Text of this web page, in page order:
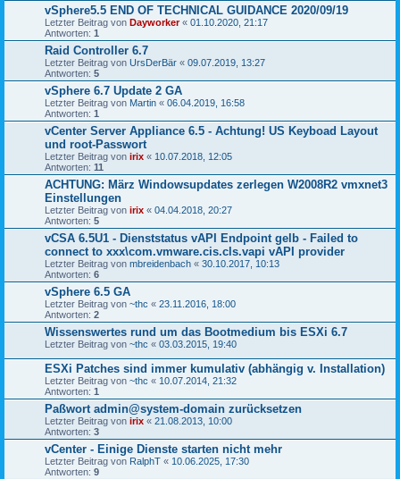
vSphere5.5 END OF TECHNICAL GUIDANCE 2020/09/19
Letzter Beitrag von Dayworker« 01.10.2020, 21:17
Antworten: 1
Raid Controller 6.7
Letzter Beitrag von UrsDerBär « 09.07.2019, 13:27
Antworten: 5
vSphere 6.7 Update 2 GA
Letzter Beitrag von Martin « 06.04.2019, 16:58
Antworten: 1
vCenter Server Appliance 6.5 - Achtung! US Keyboad Layout
und root-Passwort
Letzter Beitrag von irix « 10.07.2018, 12:05
Antworten: 11
ACHTUNG: März Windowsupdates zerlegen W2008R2 vmxnet3
Einstellungen
Letzter Beitrag von irix « 04.04.2018, 20:27
Antworten: 5
vCSA 6.5U1 - Dienststatus vAPI Endpoint gelb - Failed to
connect to xxx\com.vmware.cis.cls.vapi vAPI provider
Letzter Beitrag von mbreidenbach « 30.10.2017, 10:13
Antworten: 6
vSphere 6.5 GA
Letzter Beitrag von ~thc « 23.11.2016, 18:00
Antworten: 2
Wissenswertes rund um das Bootmedium bis ESXi 6.7
Letzter Beitrag von ~thc « 03.03.2015, 19:40
ESXi Patches sind immer kumulativ (abhängig v. Installation)
Letzter Beitrag von ~thc « 10.07.2014, 21:32
Antworten: 1
Paßwort admin@system-domain zurücksetzen
Letzter Beitrag von irix « 21.08.2013, 10:00
Antworten: 3
vCenter - Einige Dienste starten nicht mehr
Letzter Beitrag von RalphT « 10.06.2025, 17:30
Antworten: 9